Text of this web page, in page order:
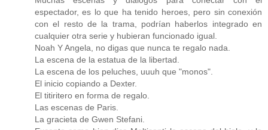
espectador, es lo que ha tenido heroes, pero sin conexión
con el resto de la trama, podrían haberlos integrado en
cualquier otra serie y hubieran funcionado igual.
Noah Y Angela, no digas que nunca te regalo nada.
La escena de la estatua de la libertad.
La escena de los peluches, uuuh que "monos".
El inicio copiando a Dexter.
El titiritero en forma de regalo.
Las escenas de Paris.
La gracieta de Gwen Stefani.